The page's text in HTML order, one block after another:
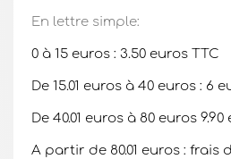
En lettre simple:
0 à 15 euros : 3.50 euros TTC
De 15.01 euros à 40 euros : 6
De 40.01 euros à 80 euros
A partir de 80.01 euros :